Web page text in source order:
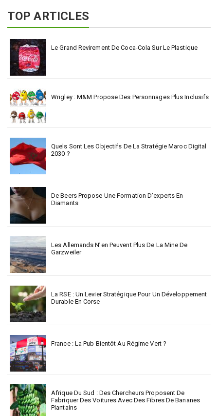
TOP ARTICLES
Le Grand Revirement De Coca-Cola Sur Le Plastique
Wrigley : M&M Propose Des Personnages Plus Inclusifs
Quels Sont Les Objectifs De La Stratégie Maroc Digital
2030 ?
De Beers Propose Une Formation D’experts En
Diamants
Les Allemands N’en Peuvent Plus De La Mine De
Garzweiler
La RSE : Un Levier Stratégique Pour Un Développement
Durable En Corse
France : La Pub Bientôt Au Régime Vert ?
Afrique Du Sud : Des Chercheurs Proposent De
Fabriquer Des Voitures Avec Des Fibres De Bananes
Plantains